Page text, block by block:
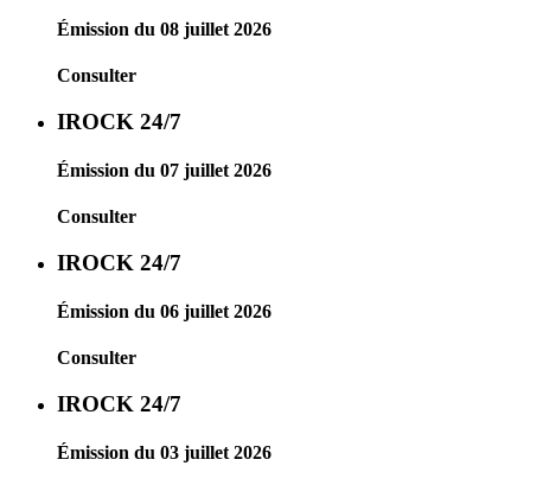
Émission du 08 juillet 2026
Consulter
IROCK 24/7
Émission du 07 juillet 2026
Consulter
IROCK 24/7
Émission du 06 juillet 2026
Consulter
IROCK 24/7
Émission du 03 juillet 2026